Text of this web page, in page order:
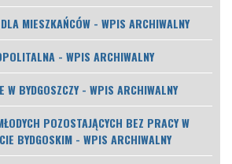
MIESZKAŃCÓW - WPIS ARCHIWALNY
- WPIS ARCHIWALNY
W BYDGOSZCZY - WPIS ARCHIWALNY
POZOSTAJĄCYCH BEZ PRACY W
BYDGOSKIM - WPIS ARCHIWALNY